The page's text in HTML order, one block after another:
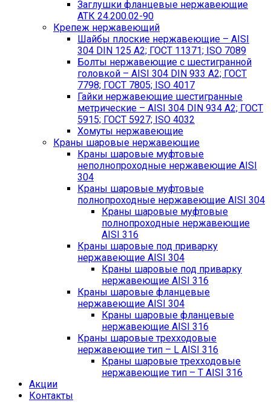
Заглушки фланцевые нержавеющие
АТК 24.200.02-90
Крепеж нержавеющий
Шайбы плоские нержавеющие – AISI
304 DIN 125 A2; ГОСТ 11371; ISO 7089
Болты нержавеющие с шестигранной
головкой – AISI 304 DIN 933 A2; ГОСТ
7798; ГОСТ 7805; ISO 4017
Гайки нержавеющие шестигранные
метрические – AISI 304 DIN 934 А2; ГОСТ
5915; ГОСТ 5927; ISO 4032
Хомуты нержавеющие
Краны шаровые нержавеющие
Краны шаровые муфтовые
неполнопроходные нержавеющие AISI
304
Краны шаровые муфтовые
полнопроходные нержавеющие AISI 304
Краны шаровые муфтовые
полнопроходные нержавеющие
AISI 316
Краны шаровые под приварку
нержавеющие AISI 304
Краны шаровые под приварку
нержавеющие AISI 316
Краны шаровые фланцевые
нержавеющие AISI 304
Краны шаровые фланцевые
нержавеющие AISI 316
Краны шаровые трехходовые
нержавеющие тип – L AISI 316
Краны шаровые трехходовые
нержавеющие тип – T AISI 316
Акции
Контакты